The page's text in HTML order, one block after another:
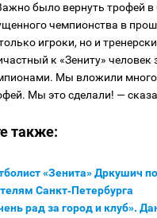
было вернуть трофей в
чемпионства в
игроки, но и
к «Зениту»
Мы вложили много
Мы это сделали! —
также:
«Зенита» Дркушич
Санкт‑Петербурга
рад за город и клуб».